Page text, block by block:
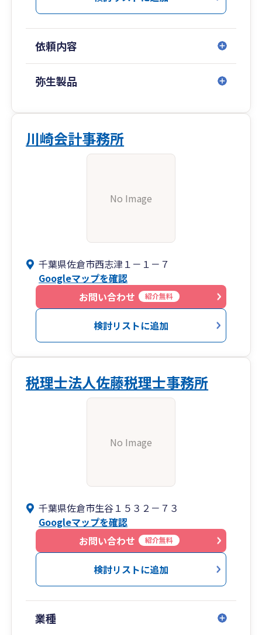
依頼内容
弥生製品
川崎会計事務所
No Image
千葉県佐倉市西志津１－１－７
Googleマップを確認
お問い合わせ
紹介無料
検討リストに追加
税理士法人佐藤税理士事務所
No Image
千葉県佐倉市生谷１５３２－７３
Googleマップを確認
お問い合わせ
紹介無料
検討リストに追加
業種